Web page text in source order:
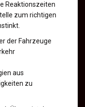
Reaktionszeiten
zum richtigen
der Fahrzeuge
aus
zu